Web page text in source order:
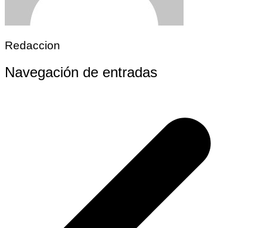
Redaccion
Navegación de entradas